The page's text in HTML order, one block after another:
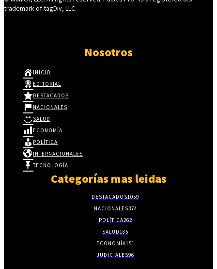
trademark of tagDiv, LLC.
Nosotros
INICIO
EDITORIAL
DESTACADOS
NACIONALES
SALUD
ECONOMÍA
POLÍTICA
INTERNACIONALES
TECNOLOGÍA
Categorías mas leidas
DESTACADOS1059
NACIONALES374
POLÍTICA262
SALUD185
ECONOMÍA151
JUDICIALES96